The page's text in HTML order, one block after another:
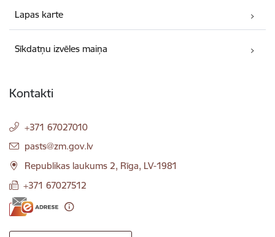
Lapas karte
Sīkdatņu izvēles maiņa
Kontakti
+371 67027010
E-pasts:
pasts@zm.gov.lv
Republikas laukums 2, Rīga, LV-1981
+371 67027512